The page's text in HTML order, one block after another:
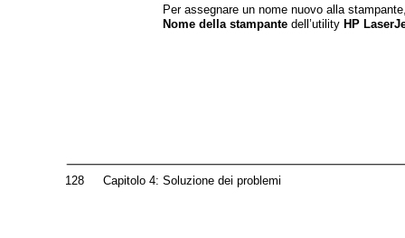
128 Capitolo 4: Soluzione dei problemi
Per assegnare un nome nuovo alla
Nome della stampante dell’utility HP